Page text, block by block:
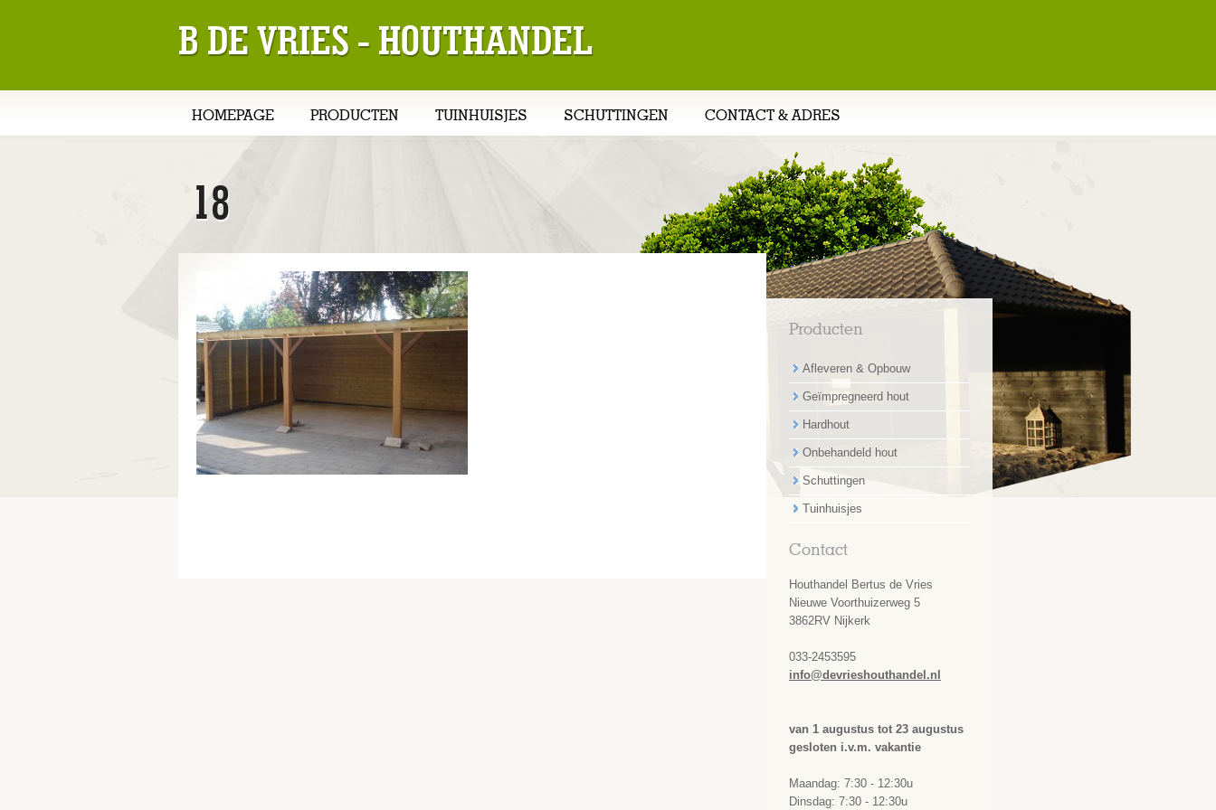
B DE VRIES - HOUTHANDEL
HOMEPAGE PRODUCTEN TUINHUISJES SCHUTTINGEN CONTACT & ADRES
18
Producten
Afleveren & Opbouw
Geïmpregneerd hout
Hardhout
Onbehandeld hout
Schuttingen
Tuinhuisjes
Contact
Houthandel Bertus de Vries
Nieuwe Voorthuizerweg 5
3862RV Nijkerk
033-2453595
info@devrieshouthandel.nl
van 1 augustus tot 23 augustus
gesloten i.v.m. vakantie
Maandag: 7:30 - 12:30u
Dinsdag: 7:30 - 12:30u